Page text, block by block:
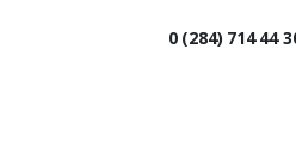
0 (284) 714 44